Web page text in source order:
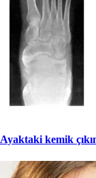
Ayaktaki kemik